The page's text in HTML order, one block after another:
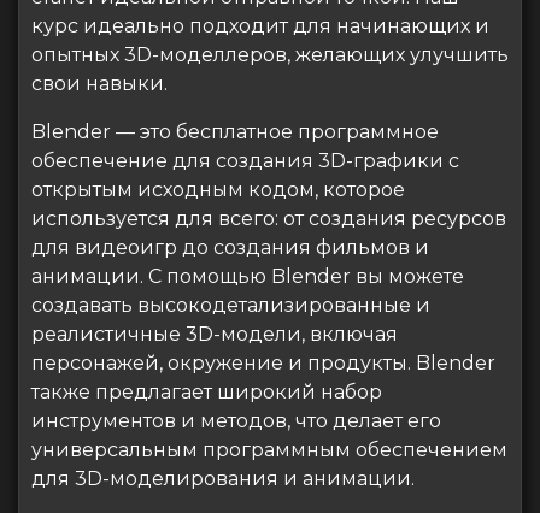
курс идеально подходит для начинающих и
опытных 3D-моделлеров, желающих улучшить
свои навыки.
Blender — это бесплатное программное
обеспечение для создания 3D-графики с
открытым исходным кодом, которое
используется для всего: от создания ресурсов
для видеоигр до создания фильмов и
анимации. С помощью Blender вы можете
создавать высокодетализированные и
реалистичные 3D-модели, включая
персонажей, окружение и продукты. Blender
также предлагает широкий набор
инструментов и методов, что делает его
универсальным программным обеспечением
для 3D-моделирования и анимации.